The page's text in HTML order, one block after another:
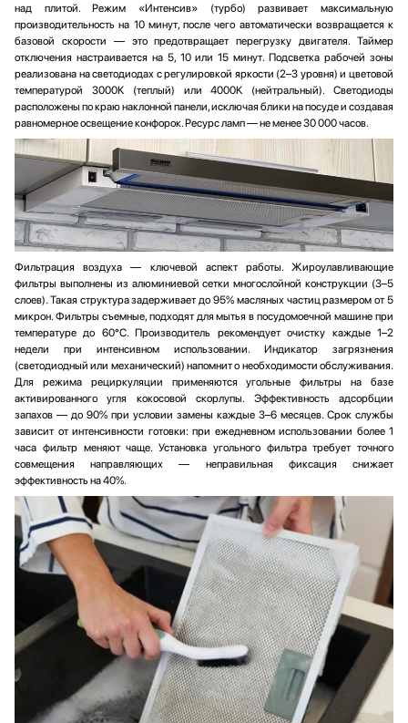
над плитой. Режим «Интенсив» (турбо) развивает максимальную
производительность на 10 минут, после чего автоматически возвращается к
базовой скорости — это предотвращает перегрузку двигателя. Таймер
отключения настраивается на 5, 10 или 15 минут. Подсветка рабочей зоны
реализована на светодиодах с регулировкой яркости (2–3 уровня) и цветовой
температурой 3000K (теплый) или 4000K (нейтральный). Светодиоды
расположены по краю наклонной панели, исключая блики на посуде и создавая
равномерное освещение конфорок. Ресурс ламп — не менее 30 000 часов.
Фильтрация воздуха — ключевой аспект работы. Жироулавливающие
фильтры выполнены из алюминиевой сетки многослойной конструкции (3–5
слоев). Такая структура задерживает до 95% масляных частиц размером от 5
микрон. Фильтры съемные, подходят для мытья в посудомоечной машине при
температуре до 60°C. Производитель рекомендует очистку каждые 1–2
недели при интенсивном использовании. Индикатор загрязнения
(светодиодный или механический) напомнит о необходимости обслуживания.
Для режима рециркуляции применяются угольные фильтры на базе
активированного угля кокосовой скорлупы. Эффективность адсорбции
запахов — до 90% при условии замены каждые 3–6 месяцев. Срок службы
зависит от интенсивности готовки: при ежедневном использовании более 1
часа фильтр меняют чаще. Установка угольного фильтра требует точного
совмещения направляющих — неправильная фиксация снижает
эффективность на 40%.